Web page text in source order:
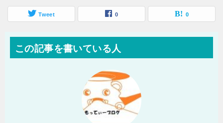
Tweet 0 0
この記事を書いている人